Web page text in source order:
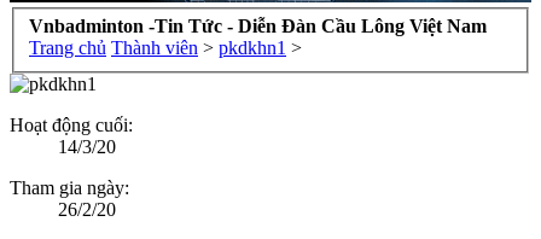
Vnbadminton -Tin Tức - Diễn Đàn Cầu Lông Việt Nam
Trang chủ Thành viên > pkdkhn1 >
Hoạt động cuối:
14/3/20
Tham gia ngày:
26/2/20